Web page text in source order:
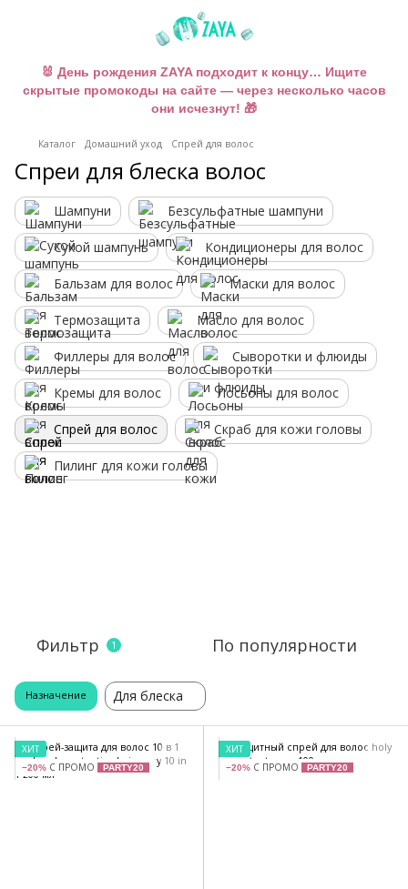
🐰 День рождения ZAYA подходит к концу… Ищите
скрытые промокоды на сайте — через несколько часов
они исчезнут! 🎁
Каталог Домашний уход Спрей для волос
Спреи для блеска волос
Шампуни Безсульфатные шампуни
Сухой шампунь Кондиционеры для волос
Бальзам для волос Маски для волос
Термозащита Масло для волос
Филлеры для волос Сыворотки и флюиды
Кремы для волос Лосьоны для волос
Спрей для волос Скраб для кожи головы
Пилинг для кожи головы
Фильтр 1 По популярности
Назначение Для блеска
ХИТ
−20% С ПРОМО PARTY20
ХИТ
−20% С ПРОМО PARTY20